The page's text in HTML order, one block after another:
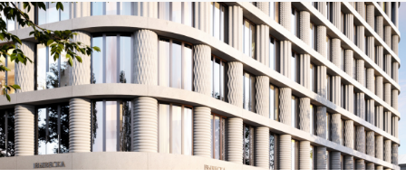
Тип недвижимости
Общая площадь, м
Ремонт
Ремонт